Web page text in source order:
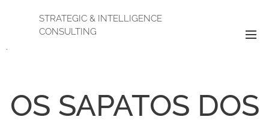
STRATEGIC & INTELLIGENCE
CONSULTING
.
OS SAPATOS DOS